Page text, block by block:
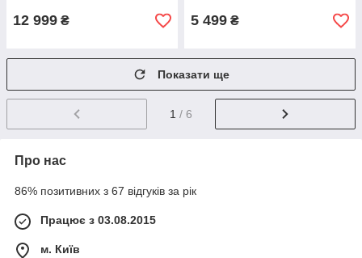
12 999 ₴ 5 499 ₴
Показати ще
1 / 6
Про нас
86% позитивних з 67 відгуків за рік
Працює з 03.08.2015
м. Київ